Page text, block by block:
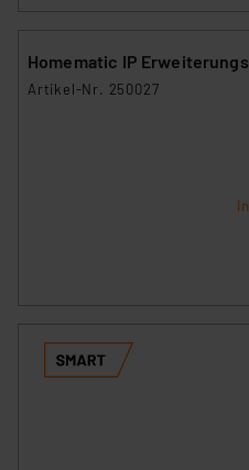
Homematic IP
Artikel-Nr. 250027